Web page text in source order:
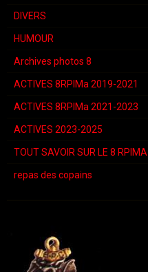
DIVERS
HUMOUR
Archives photos 8
ACTIVES 8RPIMa 2019-2021
ACTIVES 8RPIMa 2021-2023
ACTIVES 2023-2025
TOUT SAVOIR SUR LE 8 RPIMA
repas des copains